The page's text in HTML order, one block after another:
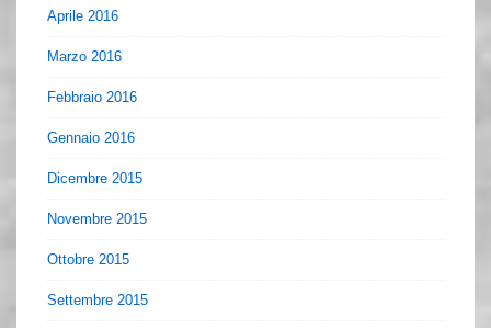
Aprile 2016
Marzo 2016
Febbraio 2016
Gennaio 2016
Dicembre 2015
Novembre 2015
Ottobre 2015
Settembre 2015